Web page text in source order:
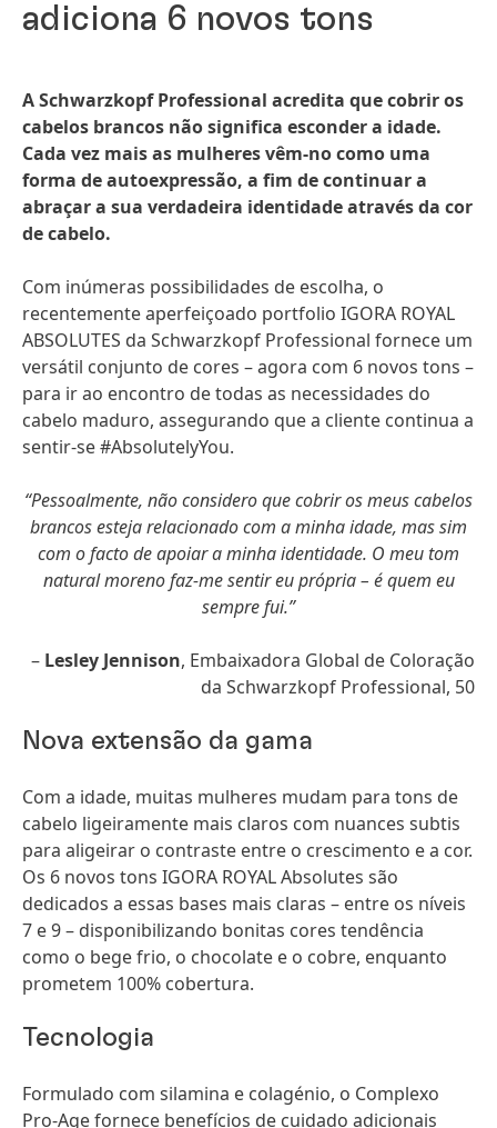
adiciona 6 novos tons
A Schwarzkopf Professional acredita que cobrir os
cabelos brancos não significa esconder a idade.
Cada vez mais as mulheres vêm-no como uma
forma de autoexpressão, a fim de continuar a
abraçar a sua verdadeira identidade através da cor
de cabelo.
Com inúmeras possibilidades de escolha, o
recentemente aperfeiçoado portfolio IGORA ROYAL
ABSOLUTES da Schwarzkopf Professional fornece um
versátil conjunto de cores – agora com 6 novos tons –
para ir ao encontro de todas as necessidades do
cabelo maduro, assegurando que a cliente continua a
sentir-se #AbsolutelyYou.
“Pessoalmente, não considero que cobrir os meus cabelos
brancos esteja relacionado com a minha idade, mas sim
com o facto de apoiar a minha identidade. O meu tom
natural moreno faz-me sentir eu própria – é quem eu
sempre fui.”
– Lesley Jennison, Embaixadora Global de Coloração
da Schwarzkopf Professional, 50
Nova extensão da gama
Com a idade, muitas mulheres mudam para tons de
cabelo ligeiramente mais claros com nuances subtis
para aligeirar o contraste entre o crescimento e a cor.
Os 6 novos tons IGORA ROYAL Absolutes são
dedicados a essas bases mais claras – entre os níveis
7 e 9 – disponibilizando bonitas cores tendência
como o bege frio, o chocolate e o cobre, enquanto
prometem 100% cobertura.
Tecnologia
Formulado com silamina e colagénio, o Complexo
Pro-Age fornece benefícios de cuidado adicionais